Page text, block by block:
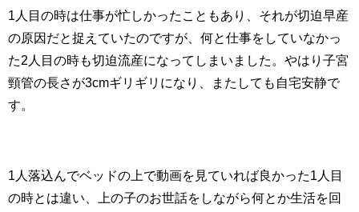
1人目の時は仕事が忙しかったこともあり、それが切迫早産
の原因だと捉えていたのですが、何と仕事をしていなかっ
た2人目の時も切迫流産になってしまいました。やはり子宮
頸管の長さが3cmギリギリになり、またしても自宅安静で
す。
1人落込んでベッドの上で動画を見ていれば良かった1人目
の時とは違い、上の子のお世話をしながら何とか生活を回